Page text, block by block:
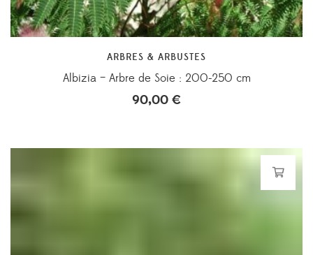
ARBRES & ARBUSTES
Albizia – Arbre de Soie : 200-250 cm
90,00 €